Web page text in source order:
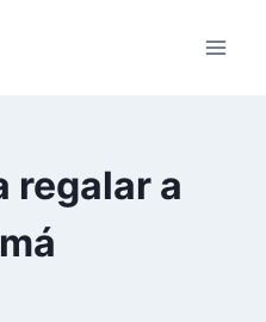
regalar a